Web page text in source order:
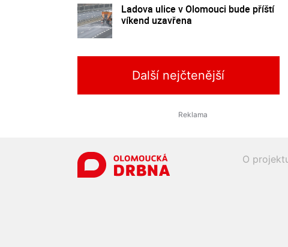
Ladova ulice v Olomouci bude příští
víkend uzavřena
Další nejčtenější
O